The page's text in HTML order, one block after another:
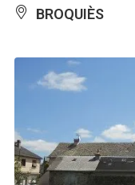
BROQUIÈS